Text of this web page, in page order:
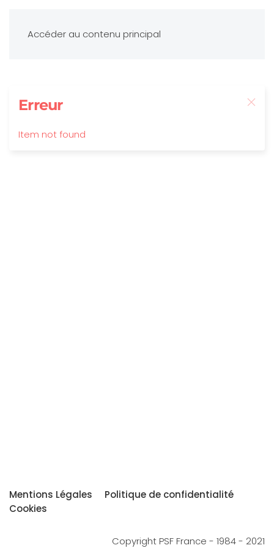
Accéder au contenu principal
Erreur
Item not found
Mentions Légales
Politique de confidentialité
Cookies
Copyright PSF France - 1984 - 2021